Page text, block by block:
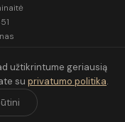
saugomos.
užtikrintume geriausią
su privatumo politika.